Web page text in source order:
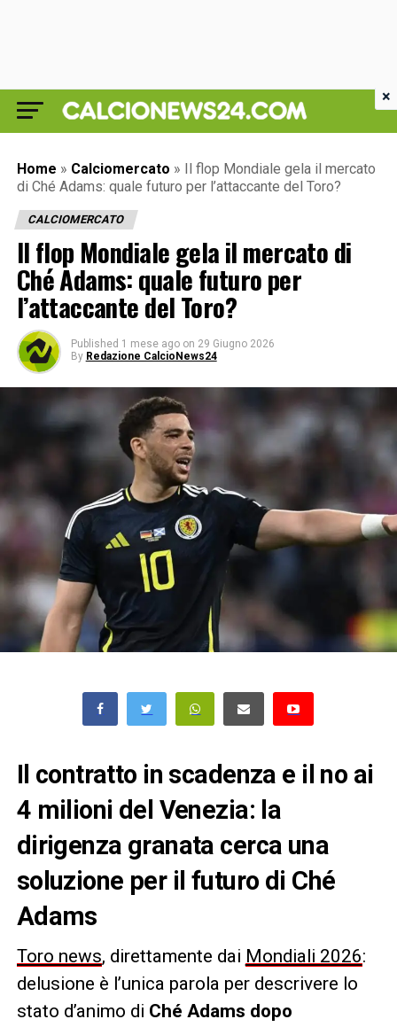
Home » Calciomercato » Il flop Mondiale gela il mercato
di Ché Adams: quale futuro per l’attaccante del Toro?
CALCIOMERCATO
Il flop Mondiale gela il mercato di
Ché Adams: quale futuro per
l’attaccante del Toro?
Published 1 mese ago on 29 Giugno 2026
By Redazione CalcioNews24
Il contratto in scadenza e il no ai
4 milioni del Venezia: la
dirigenza granata cerca una
soluzione per il futuro di Ché
Adams
Toro news, direttamente dai Mondiali 2026:
delusione è l’unica parola per descrivere lo
stato d’animo di Ché Adams dopo
×